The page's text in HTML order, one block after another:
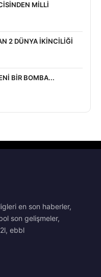
MİLLİ
2 DÜNYA İKİNCİLİĞİ
BİR BOMBA...
en son haberler,
son gelişmeler,
ebbl